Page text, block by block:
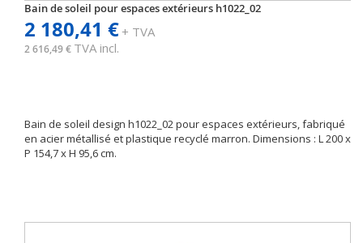
Bain de soleil pour espaces extérieurs h1022_02
2 180,41 €+ TVA
2 616,49 € TVA incl.
Bain de soleil design h1022_02 pour espaces extérieurs, fabriqué
en acier métallisé et plastique recyclé marron. Dimensions : L 200 x
P 154,7 x H 95,6 cm.